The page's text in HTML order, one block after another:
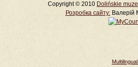
Copyright © 2010 Dolińskie
Розробка cайту:Валерій